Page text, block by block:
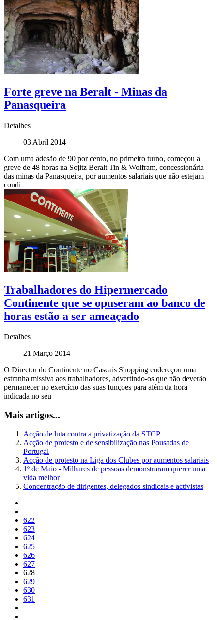
Forte greve na Beralt - Minas da
Panasqueira
Detalhes
03 Abril 2014
Com uma adesão de 90 por cento, no primeiro turno, começou a
greve de 48 horas na Sojitz Beralt Tin & Wolfram, concessionária
das minas da Panasqueira, por aumentos salariais que não estejam
condi
Trabalhadores do Hipermercado
Continente que se opuseram ao banco de
horas estão a ser ameaçado
Detalhes
21 Março 2014
O Director do Continente no Cascais Shopping endereçou uma
estranha missiva aos trabalhadores, advertindo-os que não deverão
permanecer no exercício das suas funções para além da hora
indicada no seu
Mais artigos...
Acção de luta contra a privatização da STCP
Acção de protesto e de sensibilização nas Pousadas de
Portugal
Acção de protesto na Liga dos Clubes por aumentos salariais
1º de Maio - Milhares de pessoas demonstraram querer uma
vida melhor
Concentração de dirigentes, delegados sindicais e activistas
622
623
624
625
626
627
628
629
630
631